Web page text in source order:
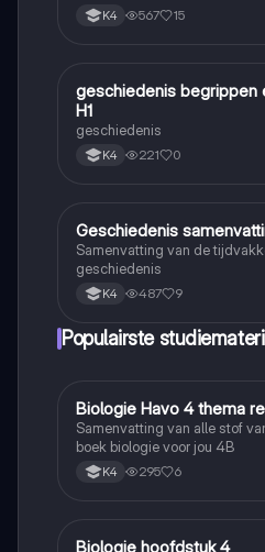
K4 567 15
Geschiedenis
geschiedenis begrippen
H1
geschiedenis
K4 221 0
Geschiedenis
Geschiedenis
Samenvatting van de
geschiedenis
K4 487 9
Populairste
Biologie
Biologie Havo 4 thema
Samenvatting van alle stof
boek biologie voor jou 4B
K4 295 6
Biologie
Biologie hoofdstuk 4